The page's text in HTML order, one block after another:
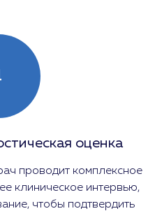
оценка
проводит комплексное
клиническое интервью,
чтобы подтвердить